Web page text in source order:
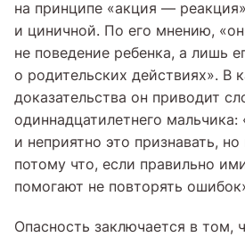
на принципе «акция —
и циничной. По его мнению,
не поведение ребенка, а лишь
о родительских действиях». В
доказательства он приводит
одиннадцатилетнего мальчика:
и неприятно это признавать,
потому что, если правильно
помогают не повторять
Опасность заключается в том,